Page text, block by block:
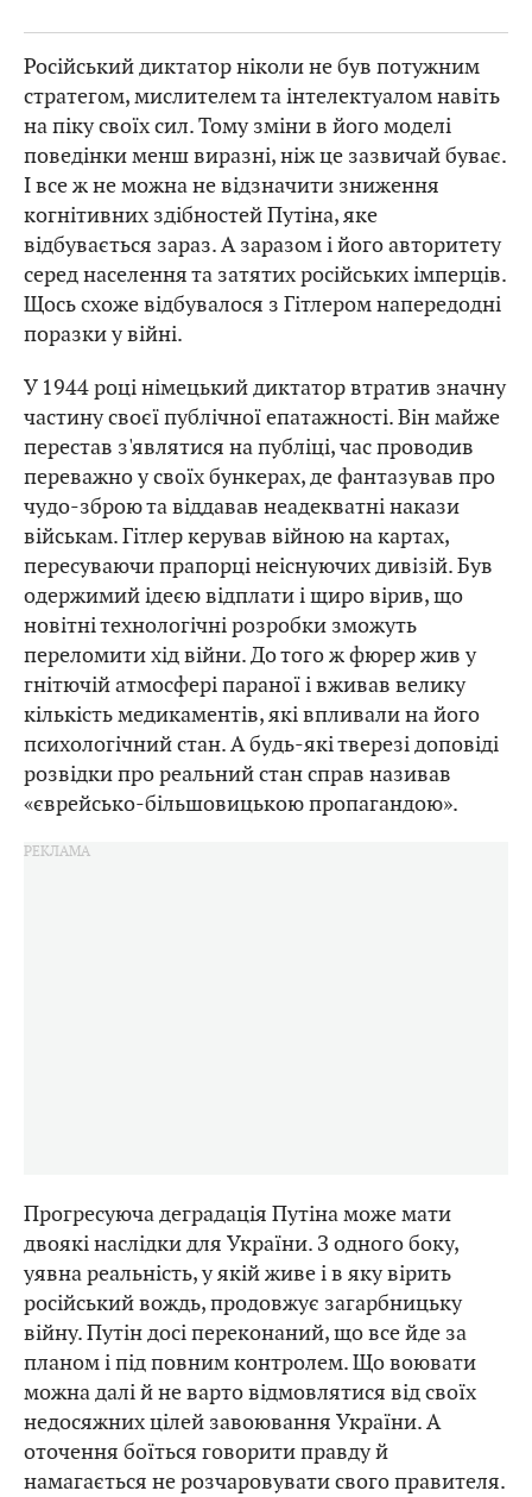
Російський диктатор ніколи не був потужним
стратегом, мислителем та інтелектуалом навіть
на піку своїх сил. Тому зміни в його моделі
поведінки менш виразні, ніж це зазвичай буває.
І все ж не можна не відзначити зниження
когнітивних здібностей Путіна, яке
відбувається зараз. А заразом і його авторитету
серед населення та затятих російських імперців.
Щось схоже відбувалося з Гітлером напередодні
поразки у війні.
У 1944 році німецький диктатор втратив значну
частину своєї публічної епатажності. Він майже
перестав з'являтися на публіці, час проводив
переважно у своїх бункерах, де фантазував про
чудо-зброю та віддавав неадекватні накази
військам. Гітлер керував війною на картах,
пересуваючи прапорці неіснуючих дивізій. Був
одержимий ідеєю відплати і щиро вірив, що
новітні технологічні розробки зможуть
переломити хід війни. До того ж фюрер жив у
гнітючій атмосфері параної і вживав велику
кількість медикаментів, які впливали на його
психологічний стан. А будь-які тверезі доповіді
розвідки про реальний стан справ називав
«єврейсько-більшовицькою пропагандою».
Прогресуюча деградація Путіна може мати
двоякі наслідки для України. З одного боку,
уявна реальність, у якій живе і в яку вірить
російський вождь, продовжує загарбницьку
війну. Путін досі переконаний, що все йде за
планом і під повним контролем. Що воювати
можна далі й не варто відмовлятися від своїх
недосяжних цілей завоювання України. А
оточення боїться говорити правду й
намагається не розчаровувати свого правителя.